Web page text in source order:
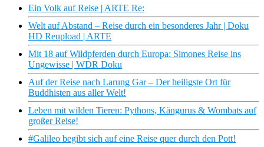
Ein Volk auf Reise | ARTE Re:
Welt auf Abstand – Reise durch ein besonderes Jahr | Doku
HD Reupload | ARTE
Mit 18 auf Wildpferden durch Europa: Simones Reise ins
Ungewisse | WDR Doku
Auf der Reise nach Larung Gar – Der heiligste Ort für
Buddhisten aus aller Welt!
Leben mit wilden Tieren: Pythons, Kängurus & Wombats auf
großer Reise!
#Galileo begibt sich auf eine Reise quer durch den Pott!